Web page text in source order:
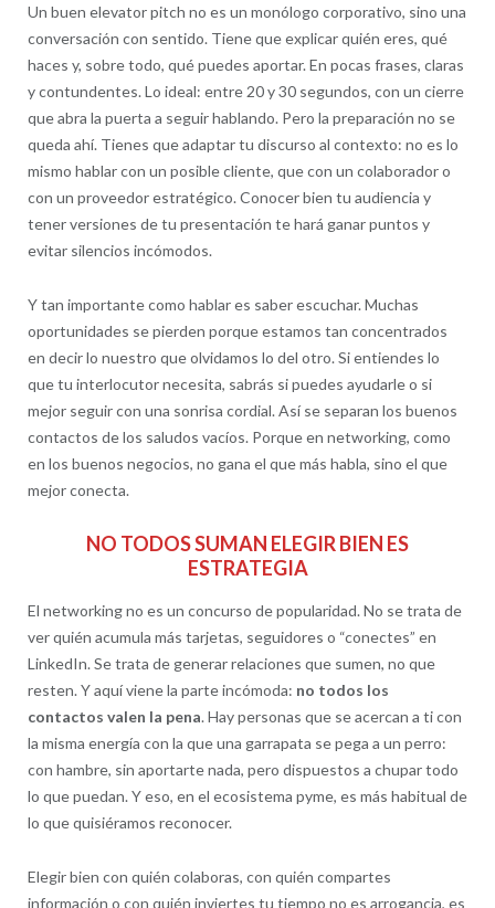
Un buen elevator pitch no es un monólogo corporativo, sino una
conversación con sentido. Tiene que explicar quién eres, qué
haces y, sobre todo, qué puedes aportar. En pocas frases, claras
y contundentes. Lo ideal: entre 20 y 30 segundos, con un cierre
que abra la puerta a seguir hablando. Pero la preparación no se
queda ahí. Tienes que adaptar tu discurso al contexto: no es lo
mismo hablar con un posible cliente, que con un colaborador o
con un proveedor estratégico. Conocer bien tu audiencia y
tener versiones de tu presentación te hará ganar puntos y
evitar silencios incómodos.
Y tan importante como hablar es saber escuchar. Muchas
oportunidades se pierden porque estamos tan concentrados
en decir lo nuestro que olvidamos lo del otro. Si entiendes lo
que tu interlocutor necesita, sabrás si puedes ayudarle o si
mejor seguir con una sonrisa cordial. Así se separan los buenos
contactos de los saludos vacíos. Porque en networking, como
en los buenos negocios, no gana el que más habla, sino el que
mejor conecta.
NO TODOS SUMAN ELEGIR BIEN ES
ESTRATEGIA
El networking no es un concurso de popularidad. No se trata de
ver quién acumula más tarjetas, seguidores o “conectes” en
LinkedIn. Se trata de generar relaciones que sumen, no que
resten. Y aquí viene la parte incómoda: no todos los
contactos valen la pena. Hay personas que se acercan a ti con
la misma energía con la que una garrapata se pega a un perro:
con hambre, sin aportarte nada, pero dispuestos a chupar todo
lo que puedan. Y eso, en el ecosistema pyme, es más habitual de
lo que quisiéramos reconocer.
Elegir bien con quién colaboras, con quién compartes
información o con quién inviertes tu tiempo no es arrogancia, es